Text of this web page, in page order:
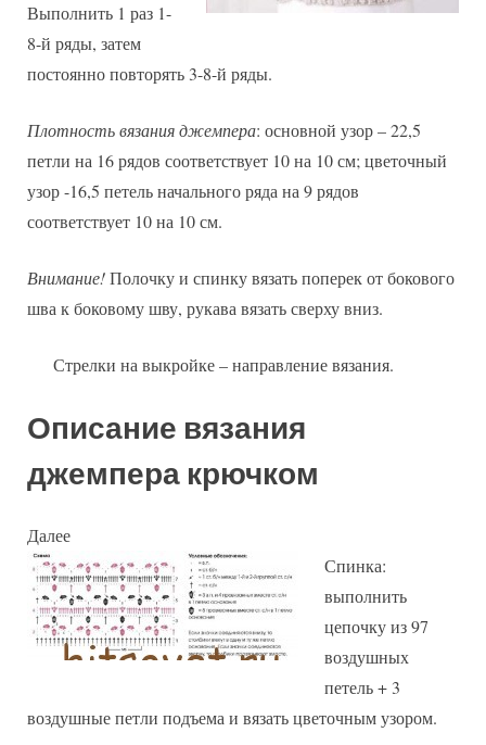
Выполнить 1 раз 1-
8-й ряды, затем
постоянно повторять 3-8-й ряды.
Плотность вязания джемпера: основной узор – 22,5
петли на 16 рядов соответствует 10 на 10 см; цветочный
узор -16,5 петель начального ряда на 9 рядов
соответствует 10 на 10 см.
Внимание!Полочку и спинку вязать поперек от бокового
шва к боковому шву, рукава вязать сверху вниз.
Стрелки на выкройке – направление вязания.
Описание вязания
джемпера крючком
Далее
Спинка:
выполнить
цепочку из 97
воздушных
петель + 3
воздушные петли подъема и вязать цветочным узором.